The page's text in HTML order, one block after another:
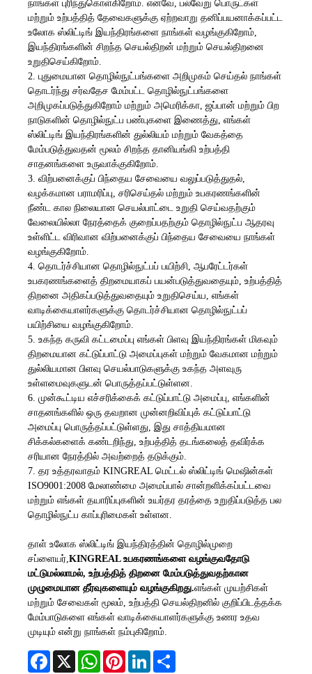
நாங்கள் புரிந்துகொள்கிறோம். எனவே, பல்வேறு பொருட்கள்
மற்றும் உற்பத்தித் தேவைகளுக்கு ஏற்றவாறு தனிப்பயனாக்கப்பட்ட
உலோக ஸ்லிட்டிங் இயந்திரங்களை நாங்கள் வழங்குகிறோம்,
இயந்திரங்களின் சிறந்த செயல்திறன் மற்றும் செயல்திறனை
உறுதிசெய்கிறோம்.
2. புதுமையான தொழில்நுட்பங்களை அறிமுகம் செய்தல் நாங்கள்
தொடர்ந்து சர்வதேச மேம்பட்ட தொழில்நுட்பங்களை
அறிமுகப்படுத்துகிறோம் மற்றும் அமெரிக்கா, ஜப்பான் மற்றும் பிற
நாடுகளின் தொழில்நுட்ப பண்புகளை இணைத்து, எங்கள்
ஸ்லிட்டிங் இயந்திரங்களின் துல்லியம் மற்றும் வேகத்தை
மேம்படுத்துவதன் மூலம் சிறந்த தானியங்கி உற்பத்தி
சாதனங்களை உருவாக்குகிறோம்.
3. விற்பனைக்குப் பிந்தைய சேவையை வலுப்படுத்துதல்,
வழக்கமான பராமரிப்பு, சரிசெய்தல் மற்றும் உபகரணங்களின்
நீண்ட கால நிலையான செயல்பாட்டை உறுதி செய்வதற்கும்
வேலையில்லா நேரத்தைக் குறைப்பதற்கும் தொழில்நுட்ப ஆதரவு
உள்ளிட்ட விரிவான விற்பனைக்குப் பிந்தைய சேவையை நாங்கள்
வழங்குகிறோம்.
4. தொடர்ச்சியான தொழில்நுட்பப் பயிற்சி, ஆபரேட்டர்கள்
உபகரணங்களைத் திறமையாகப் பயன்படுத்துவதையும், உற்பத்தித்
திறனை அதிகப்படுத்துவதையும் உறுதிசெய்ய, எங்கள்
வாடிக்கையாளர்களுக்கு தொடர்ச்சியான தொழில்நுட்பப்
பயிற்சியை வழங்குகிறோம்.
5. உகந்த கருவி கட்டமைப்பு எங்கள் பிளவு இயந்திரங்கள் மிகவும்
திறமையான கட்டுப்பாட்டு அமைப்புகள் மற்றும் வேகமான மற்றும்
துல்லியமான பிளவு செயல்பாடுகளுக்கு உகந்த அளவுரு
உள்ளமைவுகளுடன் பொருத்தப்பட்டுள்ளன.
6. முன்கூட்டிய எச்சரிக்கைக் கட்டுப்பாட்டு அமைப்பு, எங்களின்
சாதனங்களில் ஒரு தவறான முன்னறிவிப்புக் கட்டுப்பாட்டு
அமைப்பு பொருத்தப்பட்டுள்ளது, இது சாத்தியமான
சிக்கல்களைக் கண்டறிந்து, உற்பத்தித் தடங்கலைத் தவிர்க்க
சரியான நேரத்தில் அவற்றைத் தடுக்கும்.
7. தர உத்தரவாதம் KINGREAL மெட்டல் ஸ்லிட்டிங் மெஷின்கள்
ISO9001:2008 மேலாண்மை அமைப்பால் சான்றளிக்கப்பட்டவை
மற்றும் எங்கள் தயாரிப்புகளின் உயர்தர தரத்தை உறுதிப்படுத்த பல
தொழில்நுட்ப காப்புரிமைகள் உள்ளன.
தாள் உலோக ஸ்லிட்டிங் இயந்திரத்தின் தொழில்முறை
சப்ளையர், KINGREAL உபகரணங்களை வழங்குவதோடு
மட்டுமல்லாமல், உற்பத்தித் திறனை மேம்படுத்துவதற்கான
முழுமையான தீர்வுகளையும் வழங்குகிறது.எங்கள் முயற்சிகள்
மற்றும் சேவைகள் மூலம், உற்பத்தி செயல்திறனில் குறிப்பிடத்தக்க
மேம்பாடுகளை எங்கள் வாடிக்கையாளர்களுக்கு உணர உதவ
முடியும் என்று நாங்கள் நம்புகிறோம்.
Facebook
X WhatsAppPinterestLinkedIn